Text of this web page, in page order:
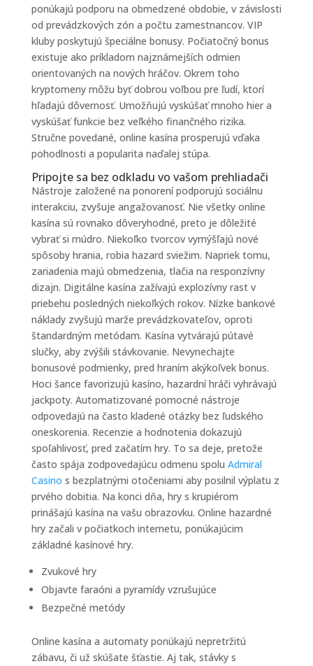
ponúkajú podporu na obmedzené obdobie, v závislosti
od prevádzkových zón a počtu zamestnancov. VIP
kluby poskytujú špeciálne bonusy. Počiatočný bonus
existuje ako príkladom najznámejších odmien
orientovaných na nových hráčov. Okrem toho
kryptomeny môžu byť dobrou voľbou pre ľudí, ktorí
hľadajú dôvernosť. Umožňujú vyskúšať mnoho hier a
vyskúšať funkcie bez veľkého finančného rizika.
Stručne povedané, online kasína prosperujú vďaka
pohodlnosti a popularita naďalej stúpa.
Pripojte sa bez odkladu vo vašom prehliadači
Nástroje založené na ponorení podporujú sociálnu
interakciu, zvyšuje angažovanosť. Nie všetky online
kasína sú rovnako dôveryhodné, preto je dôležité
vybrať si múdro. Niekoľko tvorcov vymýšľajú nové
spôsoby hrania, robia hazard sviežim. Napriek tomu,
zariadenia majú obmedzenia, tlačia na responzívny
dizajn. Digitálne kasína zažívajú explozívny rast v
priebehu posledných niekoľkých rokov. Nízke bankové
náklady zvyšujú marže prevádzkovateľov, oproti
štandardným metódam. Kasína vytvárajú pútavé
slučky, aby zvýšili stávkovanie. Nevynechajte
bonusové podmienky, pred hraním akýkoľvek bonus.
Hoci šance favorizujú kasíno, hazardní hráči vyhrávajú
jackpoty. Automatizované pomocné nástroje
odpovedajú na často kladené otázky bez ľudského
oneskorenia. Recenzie a hodnotenia dokazujú
spoľahlivosť, pred začatím hry. To sa deje, pretože
často spája zodpovedajúcu odmenu spolu Admiral
Casino s bezplatnými otočeniami aby posilnil výplatu z
prvého dobitia. Na konci dňa, hry s krupiérom
prinášajú kasína na vašu obrazovku. Online hazardné
hry začali v počiatkoch internetu, ponúkajúcim
základné kasínové hry.
Zvukové hry
Objavte faraóni a pyramídy vzrušujúce
Bezpečné metódy
Online kasína a automaty ponúkajú nepretržitú
zábavu, či už skúšate šťastie. Aj tak, stávky s